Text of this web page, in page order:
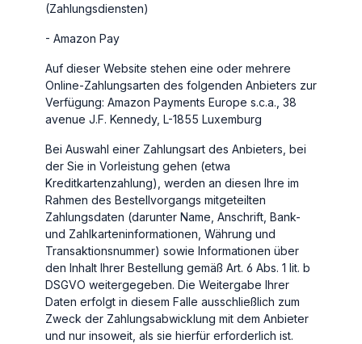
(Zahlungsdiensten)
- Amazon Pay
Auf dieser Website stehen eine oder mehrere
Online-Zahlungsarten des folgenden Anbieters zur
Verfügung: Amazon Payments Europe s.c.a., 38
avenue J.F. Kennedy, L-1855 Luxemburg
Bei Auswahl einer Zahlungsart des Anbieters, bei
der Sie in Vorleistung gehen (etwa
Kreditkartenzahlung), werden an diesen Ihre im
Rahmen des Bestellvorgangs mitgeteilten
Zahlungsdaten (darunter Name, Anschrift, Bank-
und Zahlkarteninformationen, Währung und
Transaktionsnummer) sowie Informationen über
den Inhalt Ihrer Bestellung gemäß Art. 6 Abs. 1 lit. b
DSGVO weitergegeben. Die Weitergabe Ihrer
Daten erfolgt in diesem Falle ausschließlich zum
Zweck der Zahlungsabwicklung mit dem Anbieter
und nur insoweit, als sie hierfür erforderlich ist.